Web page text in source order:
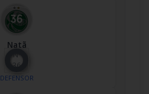
Natã
Nº
36
DEFENSOR